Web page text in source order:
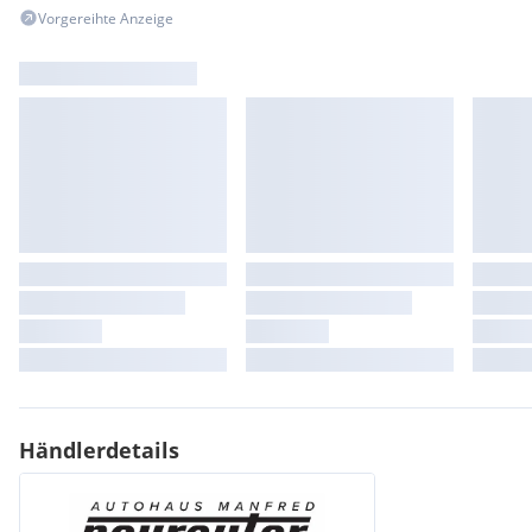
Mittelkonsole vorne mit Getränkehalter Easy-Grip
SKODA Plus Garantie
XDS Elektronische Differentialsperre
LED-Matrix-Scheinwerfer
Vorgereihte Anzeige
Händlerdetails